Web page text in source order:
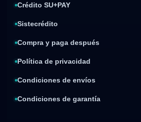
Crédito SU+PAY
Sistecrédito
Compra y paga después
Política de privacidad
Condiciones de envíos
Condiciones de garantía